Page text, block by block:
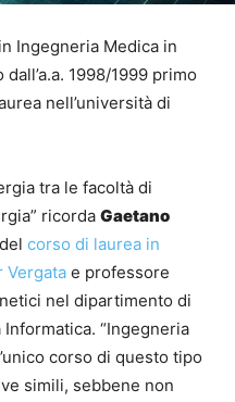
Ingegneria Medica in
1998/1999 primo
nell’università di
tra le facoltà di
ricorda Gaetano
corso di laurea in
Vergata e professore
nel dipartimento di
“Ingegneria
corso di questo tipo
simili, sebbene non